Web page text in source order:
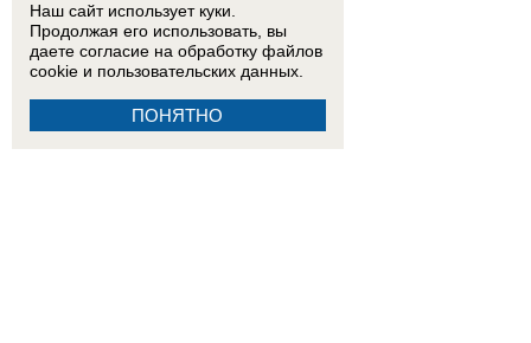
Наш сайт использует куки.
Продолжая его использовать, вы
даете согласие на обработку файлов
cookie и пользовательских данных.
ПОНЯТНО